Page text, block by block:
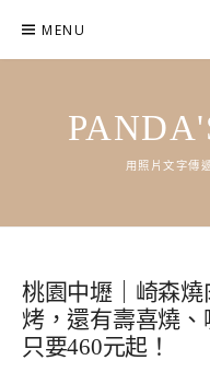
content
MENU
用照片文字傳
桃園中壢｜崎森
烤，還有壽喜燒
只要460元起！